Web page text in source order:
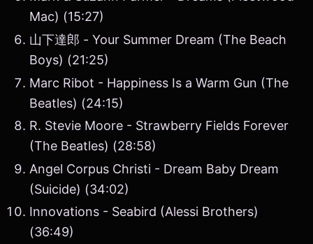
Mac) (15:27)
山下達郎 - Your Summer Dream (The Beach
Boys) (21:25)
Marc Ribot - Happiness Is a Warm Gun (The
Beatles) (24:15)
R. Stevie Moore - Strawberry Fields Forever
(The Beatles) (28:58)
Angel Corpus Christi - Dream Baby Dream
(Suicide) (34:02)
Innovations - Seabird (Alessi Brothers)
(36:49)